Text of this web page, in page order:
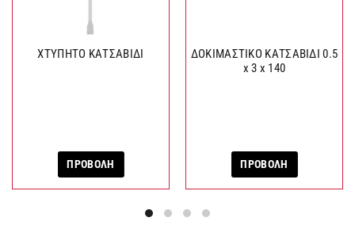
ΧΤΥΠΗΤΟ ΚΑΤΣΑΒΙΔΙ
ΠΡΟΒΟΛΗ
ΔΟΚΙΜΑΣΤΙΚΟ ΚΑΤΣΑΒΙΔΙ 0.5
x 3 x 140
ΠΡΟΒΟΛΗ